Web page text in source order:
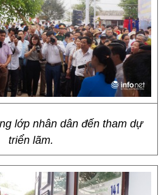
lớp nhân dân đến tham dự
triển lãm.